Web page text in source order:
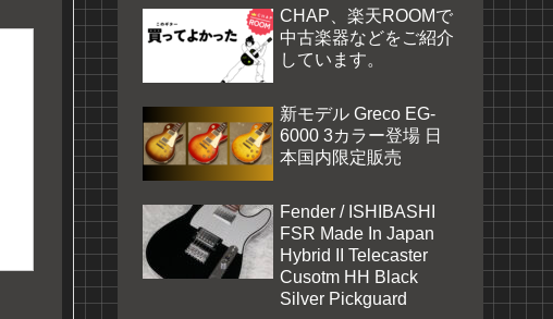
CHAP、楽天ROOMで
中古楽器などをご紹介
しています。
新モデル Greco EG-
6000 3カラー登場 日
本国内限定販売
Fender / ISHIBASHI
FSR Made In Japan
Hybrid II Telecaster
Cusotm HH Black
Silver Pickguard